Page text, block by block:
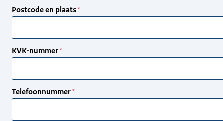
Postcode en plaats
KVK-nummer
Telefoonnummer